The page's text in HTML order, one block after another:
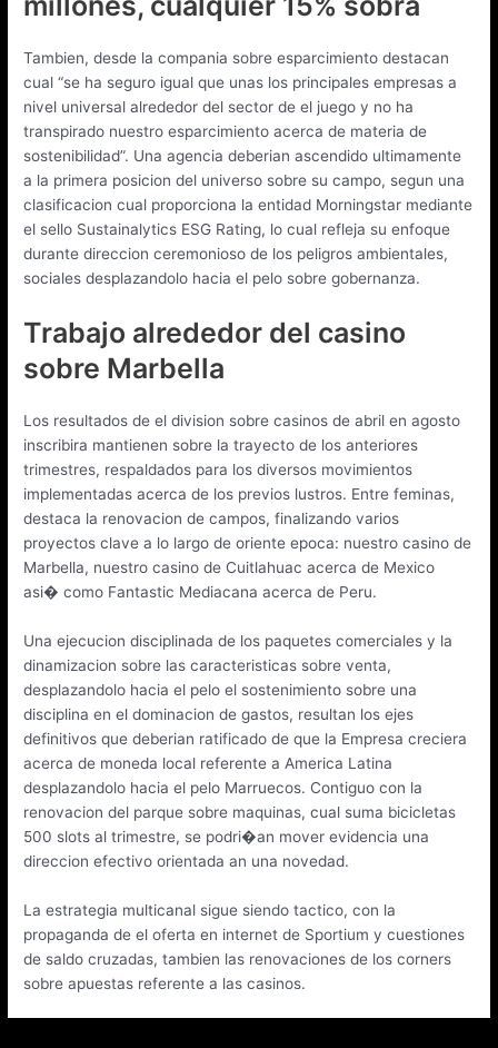
Tambien, desde la compania sobre esparcimiento destacan
cual “se ha seguro igual que unas los principales empresas a
nivel universal alrededor del sector de el juego y no ha
transpirado nuestro esparcimiento acerca de materia de
sostenibilidad”. Una agencia deberian ascendido ultimamente
a la primera posicion del universo sobre su campo, segun una
clasificacion cual proporciona la entidad Morningstar mediante
el sello Sustainalytics ESG Rating, lo cual refleja su enfoque
durante direccion ceremonioso de los peligros ambientales,
sociales desplazandolo hacia el pelo sobre gobernanza.
Trabajo alrededor del casino
sobre Marbella
Los resultados de el division sobre casinos de abril en agosto
inscribira mantienen sobre la trayecto de los anteriores
trimestres, respaldados para los diversos movimientos
implementadas acerca de los previos lustros. Entre feminas,
destaca la renovacion de campos, finalizando varios
proyectos clave a lo largo de oriente epoca: nuestro casino de
Marbella, nuestro casino de Cuitlahuac acerca de Mexico
asi� como Fantastic Mediacana acerca de Peru.
Una ejecucion disciplinada de los paquetes comerciales y la
dinamizacion sobre las caracteristicas sobre venta,
desplazandolo hacia el pelo el sostenimiento sobre una
disciplina en el dominacion de gastos, resultan los ejes
definitivos que deberian ratificado de que la Empresa creciera
acerca de moneda local referente a America Latina
desplazandolo hacia el pelo Marruecos. Contiguo con la
renovacion del parque sobre maquinas, cual suma bicicletas
500 slots al trimestre, se podri�an mover evidencia una
direccion efectivo orientada an una novedad.
La estrategia multicanal sigue siendo tactico, con la
propaganda de el oferta en internet de Sportium y cuestiones
de saldo cruzadas, tambien las renovaciones de los corners
sobre apuestas referente a las casinos.